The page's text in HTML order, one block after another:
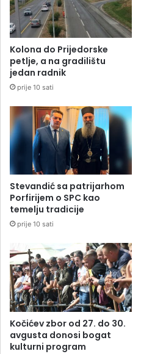
Kolona do Prijedorske
petlje, a na gradilištu
jedan radnik
prije 10 sati
Stevandić sa patrijarhom
Porfirijem o SPC kao
temelju tradicije
prije 10 sati
Kočićev zbor od 27. do 30.
avgusta donosi bogat
kulturni program